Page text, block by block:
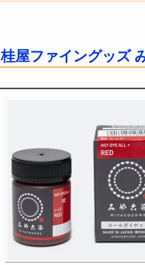
桂屋ファイングッズ